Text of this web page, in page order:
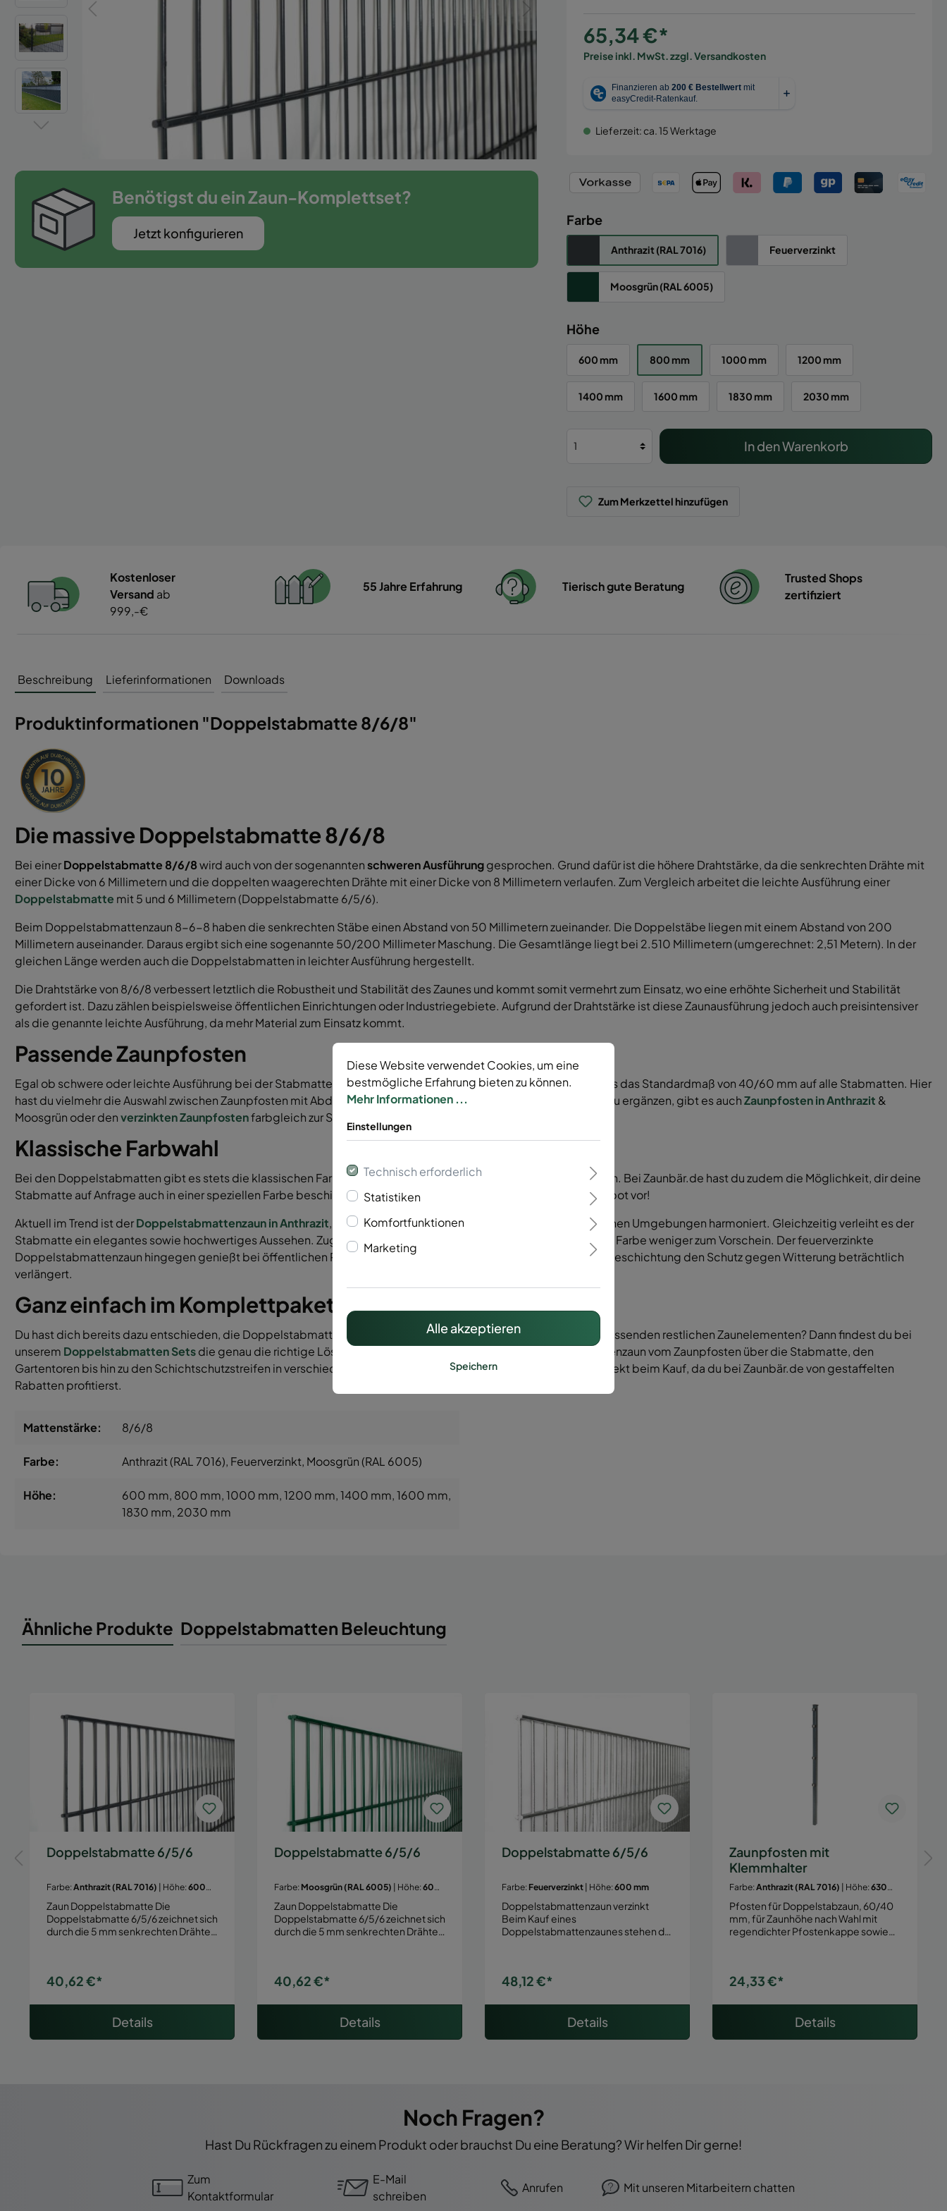
Zaun-Zubehör
Benötigst du ein Zaun-Komplettset?
Jetzt konfigurieren
65,34 €*
Preise inkl. MwSt. zzgl. Versandkosten
Lieferzeit: ca. 15 Werktage
Farbe
Anthrazit (RAL 7016) Feuerverzinkt
Moosgrün (RAL 6005)
Höhe
600 mm 800 mm 1000 mm 1200 mm
1400 mm 1600 mm 1830 mm 2030 mm
In den Warenkorb
Zum Merkzettel hinzufügen
Kostenloser
Versand ab
999,-€
55 Jahre Erfahrung Tierisch gute Beratung
Trusted Shops
zertifiziert
Beschreibung Lieferinformationen Downloads
Produktinformationen "Doppelstabmatte 8/6/8"
Die massive Doppelstabmatte 8/6/8
Bei einerDoppelstabmatte 8/6/8wird auch von der sogenanntenschweren Ausführunggesprochen. Grund dafür ist die höhere Drahtstärke, da die senkrechten Drähte mit
einer Dicke von 6 Millimetern und die doppelten waagerechten Drähte mit einer Dicke von 8 Millimetern verlaufen. Zum Vergleich arbeitet die leichte Ausführung einer
Doppelstabmatte mit 5 und 6 Millimetern (Doppelstabmatte 6/5/6).
Beim Doppelstabmattenzaun 8-6-8 haben die senkrechten Stäbe einen Abstand von 50 Millimetern zueinander. Die Doppelstäbe liegen mit einem Abstand von 200
Millimetern auseinander. Daraus ergibt sich eine sogenannte 50/200 Millimeter Maschung. Die Gesamtlänge liegt bei 2.510 Millimetern (umgerechnet: 2,51 Metern). In der
gleichen Länge werden auch die Doppelstabmatten in leichter Ausführung hergestellt.
Die Drahtstärke von 8/6/8 verbessert letztlich die Robustheit und Stabilität des Zaunes und kommt somit vermehrt zum Einsatz, wo eine erhöhte Sicherheit und Stabilität
gefordert ist. Dazu zählen beispielsweise öffentlichen Einrichtungen oder Industriegebiete. Aufgrund der Drahtstärke ist diese Zaunausführung jedoch auch preisintensiver
als die genannte leichte Ausführung, da mehr Material zum Einsatz kommt.
Passende Zaunpfosten
Egal ob schwere oder leichte Ausführung bei der Stabmatte, bei denDoppelstabmatten Zaunpfostenpasst stets das Standardmaß von 40/60 mm auf alle Stabmatten. Hier
hast du vielmehr die Auswahl zwischen Zaunpfosten mit Abdeckleiste oder Klemmhaltern. Um sich optisch ideal zu ergänzen, gibt es auchZaunpfosten in Anthrazit &
Moosgrün oder denverzinkten Zaunpfostenfarbgleich zur Stabmatte.
Klassische Farbwahl
Bei den Doppelstabmatten gibt es stets die klassischen Farben in Moosgrün, Anthrazit und Feuerverzinkt zu kaufen. Bei Zaunbär.de hast du zudem die Möglichkeit, dir deine
Stabmatte auf Anfrage auch in einer speziellen Farbe beschichten zu lassen. Gerne bereiten wir dir dazu ein Angebot vor!
Aktuell im Trend ist derDoppelstabmattenzaun in Anthrazit, da die dunkle und neutrale Farbe gut mit verschiedenen Umgebungen harmoniert. Gleichzeitig verleiht es der
Stabmatte ein elegantes sowie hochwertiges Aussehen. Zugleich kommen Schmutz und Staub bei der dunkleren Farbe weniger zum Vorschein. Der feuerverzinkte
Doppelstabmattenzaun hingegen genießt bei öffentlichen Plätzen und Industriegebieten Vorrang, da die dicke Beschichtung den Schutz gegen Witterung beträchtlich
verlängert.
Ganz einfach im Komplettpaket
Du hast dich bereits dazu entschieden, die Doppelstabmatte 8/6/8 zu wählen und bist auf der Suche nach den passenden restlichen Zaunelementen? Dann findest du bei
unserem Doppelstabmatten Setsdie genau die richtige Lösung! Dort planst du dir direkt deinen gesamten Gartenzaun vom Zaunpfosten über die Stabmatte, den
Gartentoren bis hin zu den Schichtschutzstreifen in verschiedenen Farben und Motiven. Und dadurch sparst du direkt beim Kauf, da du bei Zaunbär.de von gestaffelten
Rabatten profitierst.
Mattenstärke: 8/6/8
Farbe: Anthrazit (RAL 7016), Feuerverzinkt, Moosgrün (RAL 6005)
Höhe: 600 mm, 800 mm, 1000 mm, 1200 mm, 1400 mm, 1600 mm,
1830 mm, 2030 mm
Ähnliche Produkte Doppelstabmatten Beleuchtung
Doppelstabmatte 6/5/6
Farbe:Anthrazit (RAL 7016) | Höhe:600
Zaun Doppelstabmatte Die
Doppelstabmatte 6/5/6 zeichnet sich
durch die 5 mm senkrechten Drähte
40,62 €*
Details
Doppelstabmatte 6/5/6
Farbe: Moosgrün (RAL 6005) | Höhe:600
Zaun Doppelstabmatte Die
Doppelstabmatte 6/5/6 zeichnet sich
durch die 5 mm senkrechten Drähte
40,62 €*
Details
Doppelstabmatte 6/5/6
Farbe: Feuerverzinkt | Höhe:600 mm
Doppelstabmattenzaun verzinkt
Beim Kauf eines
Doppelstabmattenzaunes stehen dir
48,12 €*
Details
Zaunpfosten mit
Klemmhalter
Farbe:Anthrazit (RAL 7016) | Höhe:630
Pfosten für Doppelstabzaun, 60/40
mm, für Zaunhöhe nach Wahl mit
regendichter Pfostenkappe sowie
24,33 €*
Details
Noch Fragen?
Hast Du Rückfragen zu einem Produkt oder brauchst Du eine Beratung? Wir helfen Dir gerne!
Zum
Kontaktformular
E-Mail
schreiben
Anrufen Mit unseren Mitarbeitern chatten
Diese Website verwendet Cookies, um eine
bestmögliche Erfahrung bieten zu können.
Mehr Informationen ...
Einstellungen
Technisch erforderlich
Statistiken
Komfortfunktionen
Marketing
Alle akzeptieren
Speichern